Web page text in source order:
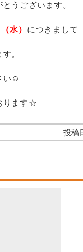
うございます。
水） につきまして
。
い☺
ります☆
投稿